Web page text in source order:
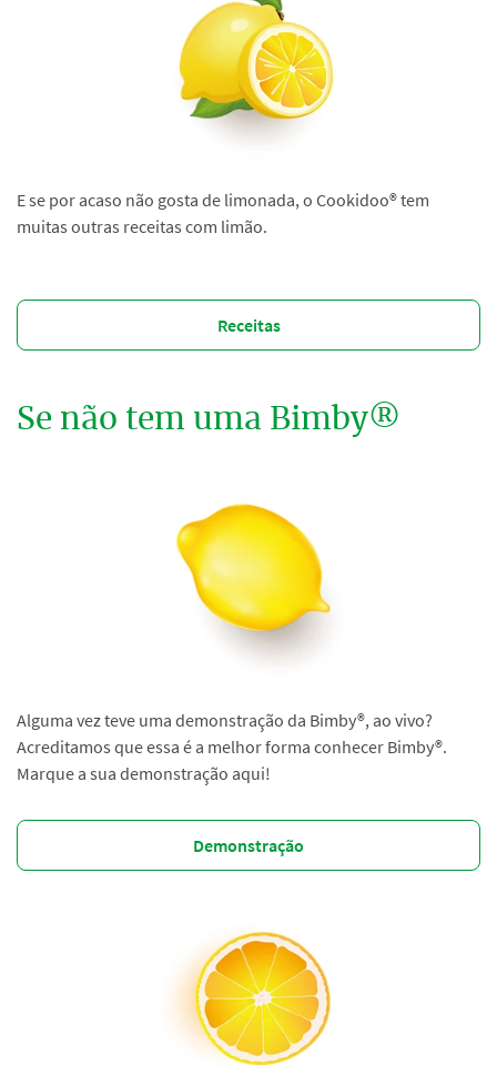
E se por acaso não gosta de limonada, o Cookidoo® tem
muitas outras receitas com limão.
Receitas
Se não tem uma Bimby®️
Alguma vez teve uma demonstração da Bimby®, ao vivo?
Acreditamos que essa é a melhor forma conhecer Bimby®.
Marque a sua demonstração aqui!
Demonstração